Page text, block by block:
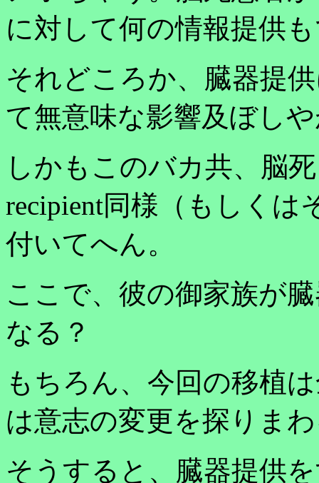
に対して何の情報提供
それどころか、臓器提
て無意味な影響及ぼし
しかもこのバカ共、脳
recipient同様（もしくは
付いてへん。
ここで、彼の御家族が
なる？
もちろん、今回の移植
は意志の変更を探りま
そうすると、臓器提供